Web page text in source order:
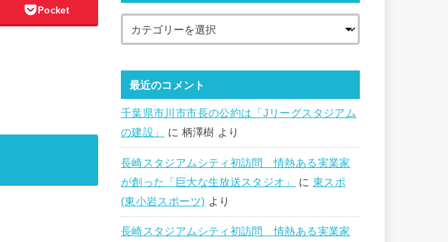
Pocket
最近のコメント
千葉県市川市市長の公約は「Jリーグスタジアム
の建設」
に 柄澤樹 より
長崎スタジアムシティ初訪問 情熱ある実業家
が創った「巨大な生放送スタジオ」
に 東スポ
(東小岩スポーツ) より
長崎スタジアムシティ初訪問 情熱ある実業家